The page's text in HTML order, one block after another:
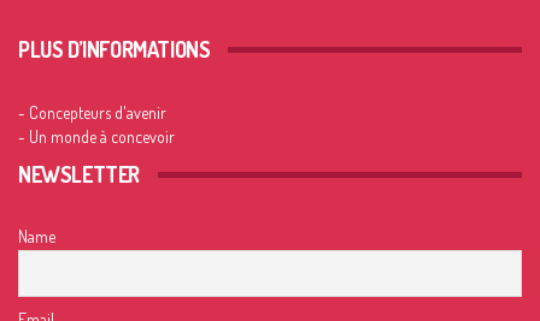
PLUS D’INFORMATIONS
- Concepteurs d'avenir
- Un monde à concevoir
NEWSLETTER
Name